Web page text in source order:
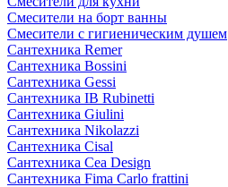
Смесители на борт ванны
Смесители с гигиеническим душем
Сантехника Remer
Сантехника Bossini
Сантехника Gessi
Сантехника IB Rubinetti
Сантехника Giulini
Сантехника Nikolazzi
Сантехника Cisal
Сантехника Cea Design
Сантехника Fima Carlo frattini